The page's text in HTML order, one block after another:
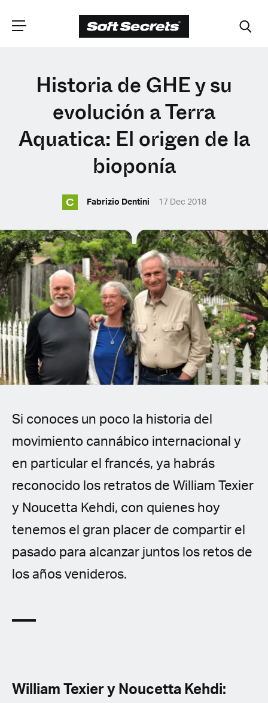
ELIGE TU
UBICACIÓN
Dutch
English (United Kingdom)
English (United States)
Spanish (Spain)
Spanish (Latin America)
German
French
Italian
Polish
Historia de GHE y su
evolución a Terra
Aquatica: El origen de la
bioponía
C Fabrizio Dentini 17 Dec 2018
Si conoces un poco la historia del
movimiento cannábico internacional y
en particular el francés, ya habrás
reconocido los retratos de William Texier
y Noucetta Kehdi, con quienes hoy
tenemos el gran placer de compartir el
pasado para alcanzar juntos los retos de
los años venideros.
William Texier y Noucetta Kehdi: